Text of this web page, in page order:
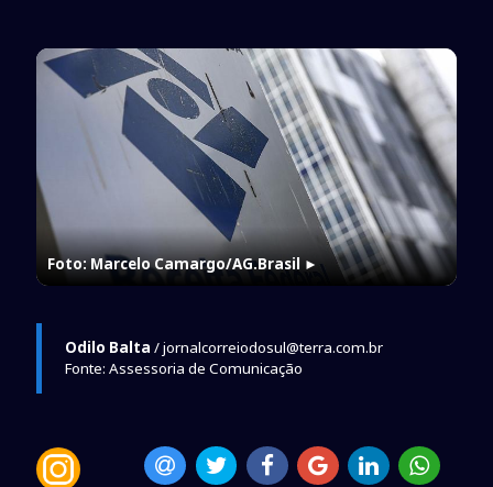
Foto: Marcelo Camargo/AG.Brasil ►
Odilo Balta / jornalcorreiodosul@terra.com.br
Fonte: Assessoria de Comunicação